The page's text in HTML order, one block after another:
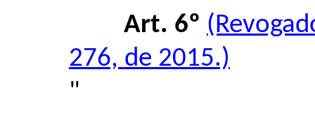
Art. 6º
276, de 2015.)
"